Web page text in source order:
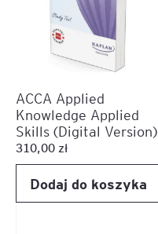
ACCA Applied
Knowledge Applied
Skills (Digital Version)
310,00 zł
Dodaj do koszyka